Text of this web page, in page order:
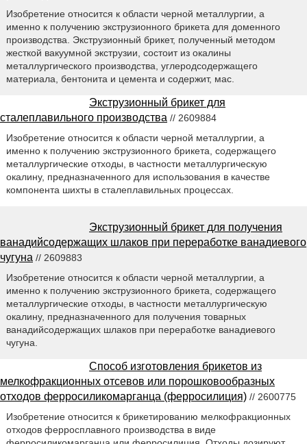
Изобретение относится к области черной металлургии, а
именно к получению экструзионного брикета для доменного
производства. Экструзионный брикет, полученный методом
жесткой вакуумной экструзии, состоит из окалины
металлургического производства, углеродсодержащего
материала, бентонита и цемента и содержит, мас.
Экструзионный брикет для
сталеплавильного производства // 2609884
Изобретение относится к области черной металлургии, а
именно к получению экструзионного брикета, содержащего
металлургические отходы, в частности металлургическую
окалину, предназначенного для использования в качестве
компонента шихты в сталеплавильных процессах.
Экструзионный брикет для получения
ванадийсодержащих шлаков при переработке ванадиевого
чугуна // 2609883
Изобретение относится к области черной металлургии, а
именно к получению экструзионного брикета, содержащего
металлургические отходы, в частности металлургическую
окалину, предназначенного для получения товарных
ванадийсодержащих шлаков при переработке ванадиевого
чугуна.
Способ изготовления брикетов из
мелкофракционных отсевов или порошковообразных
отходов ферросиликомарганца (ферросилиция) // 2600775
Изобретение относится к брикетированию мелкофракционных
отходов ферросплавного производства в виде